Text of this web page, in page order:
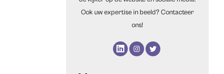
Ook uw expertise in beeld? Contacteer
ons!